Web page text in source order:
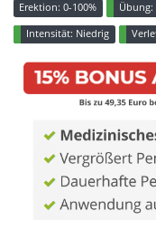
Erektion: 0-100% Übung:
Intensität: Niedrig